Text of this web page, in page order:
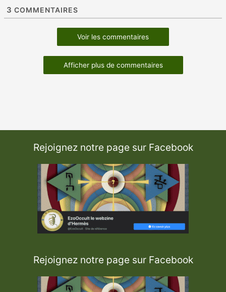
3 COMMENTAIRES
Voir les commentaires
Afficher plus de commentaires
Rejoignez notre page sur Facebook
Rejoignez notre page sur Facebook